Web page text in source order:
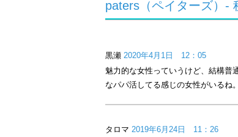
■18歳〜24歳の女性の利用者
■登録＆検索無料！
paters（ペイターズ）は、魅
今までの出会い系SNSやマ
まずは自分のプロフィールを
paters（ペイターズ）-
黒瀬 2020年4月1日 12：05
魅力的な女性っていうけど、結構普
なパパ活してる感じの女性がいるね
タロマ 2019年6月24日 11：26